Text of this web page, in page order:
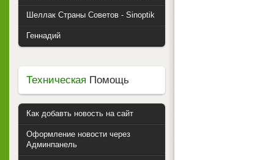
Шеллак Страны Советов - Sinoptik
Геннадий
Техническая Помощь
Как добавть новость на сайт
Оформление новости через
Админпанель